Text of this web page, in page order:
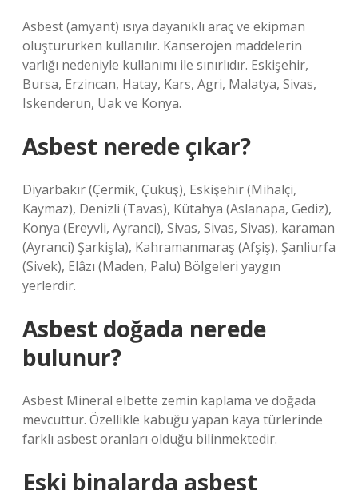
Asbest (amyant) ısıya dayanıklı araç ve ekipman
oluştururken kullanılır. Kanserojen maddelerin
varlığı nedeniyle kullanımı ile sınırlıdır. Eskişehir,
Bursa, Erzincan, Hatay, Kars, Agri, Malatya, Sivas,
Iskenderun, Uak ve Konya.
Asbest nerede çıkar?
Diyarbakır (Çermik, Çukuş), Eskişehir (Mihalçi,
Kaymaz), Denizli (Tavas), Kütahya (Aslanapa, Gediz),
Konya (Ereyvli, Ayranci), Sivas, Sivas, Sivas), karaman
(Ayranci) Şarkişla), Kahramanmaraş (Afşiş), Şanliurfa
(Sivek), Elâzı (Maden, Palu) Bölgeleri yaygın
yerlerdir.
Asbest doğada nerede
bulunur?
Asbest Mineral elbette zemin kaplama ve doğada
mevcuttur. Özellikle kabuğu yapan kaya türlerinde
farklı asbest oranları olduğu bilinmektedir.
Eski binalarda asbest